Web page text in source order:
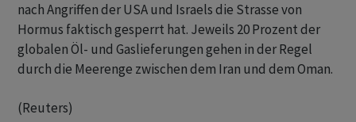
nach Angriffen der USA und Israels die Strasse von
Hormus faktisch gesperrt hat. Jeweils 20 Prozent ‌der
globalen Öl- und Gaslieferungen gehen in der ​Regel
durch die Meerenge zwischen dem Iran und dem Oman.
(Reuters)